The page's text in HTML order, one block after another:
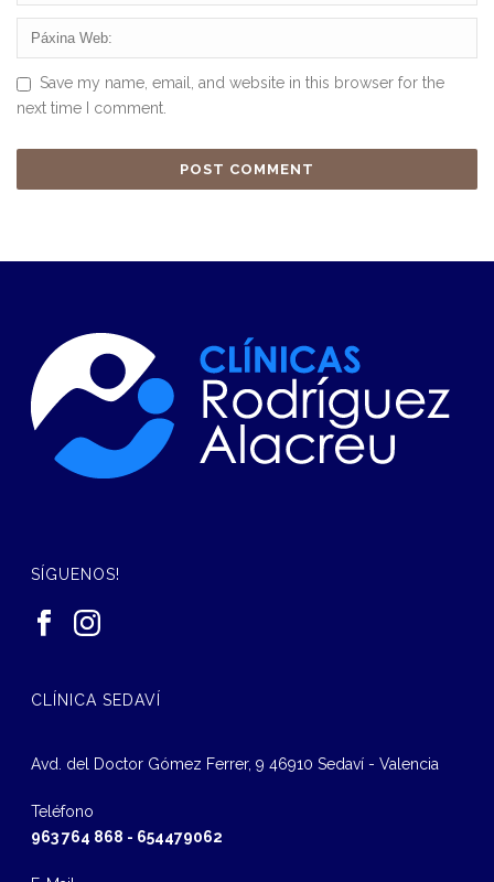
Save my name, email, and website in this browser for the
next time I comment.
SÍGUENOS!
CLÍNICA SEDAVÍ
Avd. del Doctor Gómez Ferrer, 9 46910 Sedaví - Valencia
Teléfono
963 764 868 - 654479062